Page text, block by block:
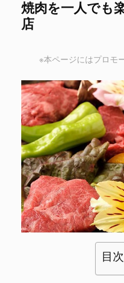
焼肉を一人でも
店
※本ページにはプロモ
目次